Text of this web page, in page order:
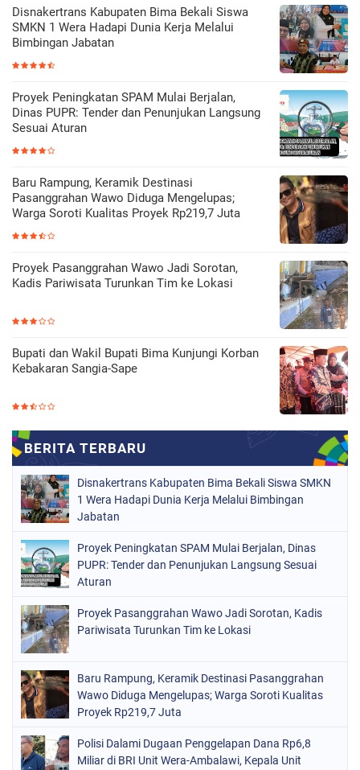
Disnakertrans Kabupaten Bima Bekali Siswa
SMKN 1 Wera Hadapi Dunia Kerja Melalui
Bimbingan Jabatan
Proyek Peningkatan SPAM Mulai Berjalan,
Dinas PUPR: Tender dan Penunjukan Langsung
Sesuai Aturan
Baru Rampung, Keramik Destinasi
Pasanggrahan Wawo Diduga Mengelupas;
Warga Soroti Kualitas Proyek Rp219,7 Juta
Proyek Pasanggrahan Wawo Jadi Sorotan,
Kadis Pariwisata Turunkan Tim ke Lokasi
Bupati dan Wakil Bupati Bima Kunjungi Korban
Kebakaran Sangia-Sape
Disnakertrans Kabupaten Bima Bekali Siswa SMKN
1 Wera Hadapi Dunia Kerja Melalui Bimbingan
Jabatan
Proyek Peningkatan SPAM Mulai Berjalan, Dinas
PUPR: Tender dan Penunjukan Langsung Sesuai
Aturan
Proyek Pasanggrahan Wawo Jadi Sorotan, Kadis
Pariwisata Turunkan Tim ke Lokasi
Baru Rampung, Keramik Destinasi Pasanggrahan
Wawo Diduga Mengelupas; Warga Soroti Kualitas
Proyek Rp219,7 Juta
Polisi Dalami Dugaan Penggelapan Dana Rp6,8
Miliar di BRI Unit Wera-Ambalawi, Kepala Unit